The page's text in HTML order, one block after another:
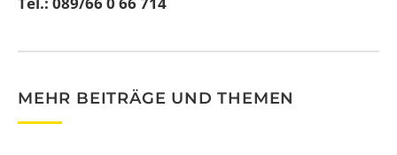
MEHR BEITRÄGE UND THEMEN